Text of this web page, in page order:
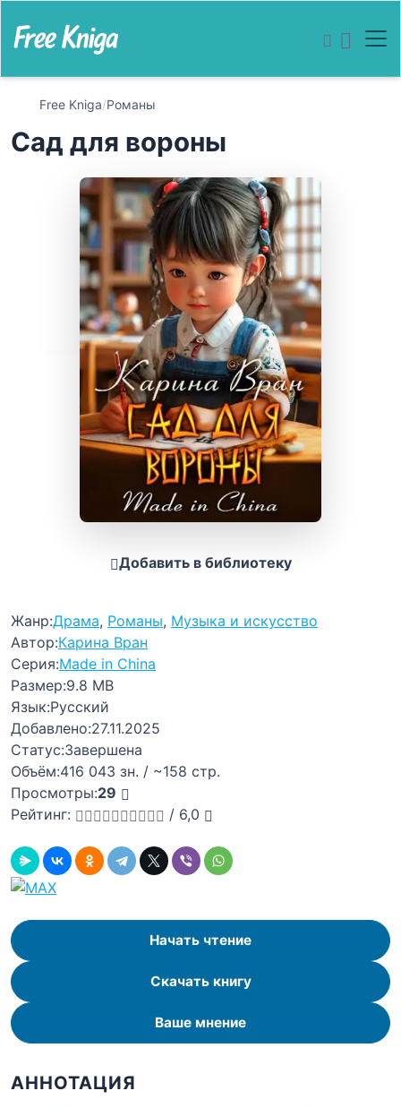
Free Kniga/Романы
Сад для вороны
Добавить в библиотеку
Жанр:Драма, Романы, Музыка и искусство
Автор:Карина Вран
Серия:Made in China
Размер:9.8 MB
Язык:Русский
Добавлено:27.11.2025
Статус:Завершена
Объём:416 043 зн. / ~158 стр.
Просмотры:29
Рейтинг:
/ 6,0
Начать чтение
Скачать книгу
Ваше мнение
АННОТАЦИЯ